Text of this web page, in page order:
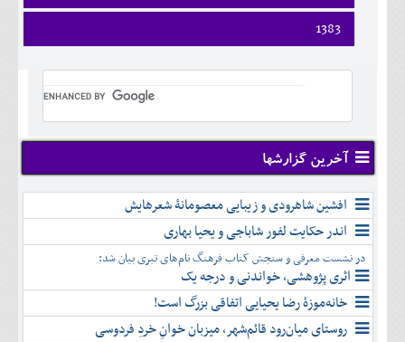
آبان
آذر
دی
بهمن
شهريور
مهر
آبان
آذر
تير
مرداد
شهريور
مهر
دی
بهمن
اسفند
ارديبهشت
خرداد
تير
مرداد
آبان
آذر
دی
بهمن
اسفند
فروردين
ارديبهشت
خرداد
شهريور
مهر
آبان
آذر
دی
بهمن
اسفند
1383
فروردين
تير
مرداد
شهريور
مهر
آبان
آذر
دی
بهمن
اسفند
آخرین گزارشها
افشین شاهرودی و زیبایی معصومانۀ شعرهایش
اندر حکایت لفور شاباجی و یحیا بهاری
در نشست معرفی و سنجش کتاب فرهنگ نام‌های تبری بیان شد:
اثری پژوهشی، خواندنی و درجه یک
خانه‌موزۀ رضا یحیایی اتفاقی بزرگ است!
روستای میان‌رود قائم‌شهر، میزبان خوانِ خردِ فردوسی